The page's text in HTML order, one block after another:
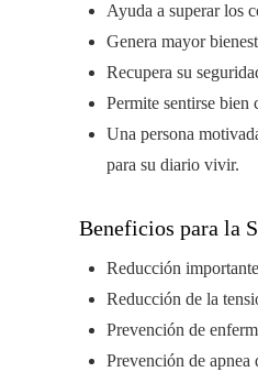
Ayuda a superar los
Genera mayor
Recupera su
Permite sentirse bien
Una persona
para su diario vivir.
Beneficios para la
Reducción
Reducción de la
Prevención de
Prevención de apnea